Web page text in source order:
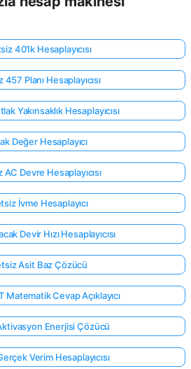
401k Hesaplayıcısı
Planı Hesaplayıcısı
Yakınsaklık Hesaplayıcısı
Değer Hesaplayıcı
Devre Hesaplayıcısı
İvme Hesaplayıcı
Devir Hızı Hesaplayıcısı
Asit Baz Çözücü
Matematik Cevap Açıklayıcı
Enerjisi Çözücü
Verim Hesaplayıcısı